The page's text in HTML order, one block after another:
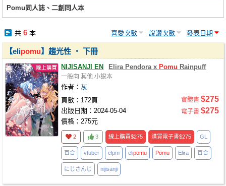
Pomu同人誌、二創同人本
共 6本 喜愛次數 說讚次數 發表日期
【elipomu】趨光性 ‧ 下冊
NIJISANJI EN Elira Pendora x Pomu Rainpuff
一般向 其他 小說本
作者：灰
頁數：172頁
出版日期：2024-05-04
價格：275元
實體書 $275
電子書 $275
2 3 線上購買$275 購買電子書$275 GL
百合 vtuber elpm elipomu Pomu Elira 百合
にじさんじ nijisanji